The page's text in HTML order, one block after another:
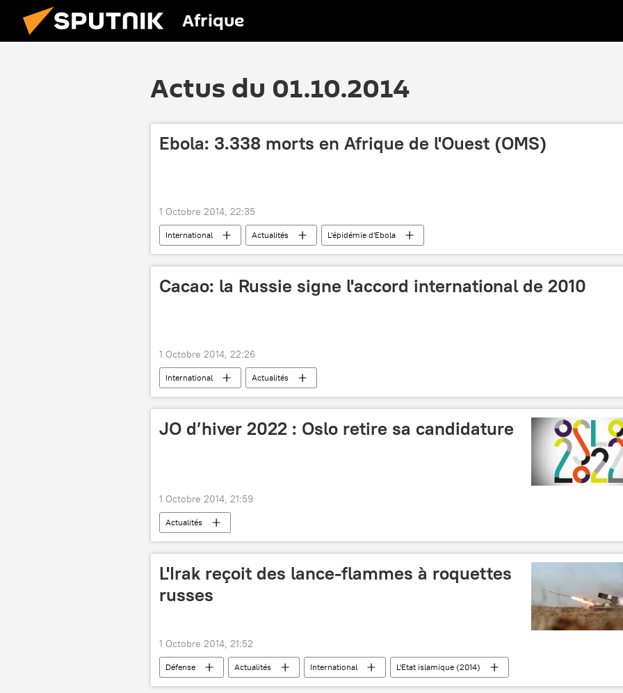
Afrique
Actus du 01.10.2014
Ebola: 3.338 morts en Afrique de l'Ouest (OMS)
1 Octobre 2014, 22:35
International Actualités L'épidémie d'Ebola
Cacao: la Russie signe l'accord international de 2010
1 Octobre 2014, 22:26
International Actualités
JO d’hiver 2022 : Oslo retire sa candidature
1 Octobre 2014, 21:59
Actualités
L'Irak reçoit des lance-flammes à roquettes
russes
1 Octobre 2014, 21:52
Défense Actualités International L'Etat islamique (2014)